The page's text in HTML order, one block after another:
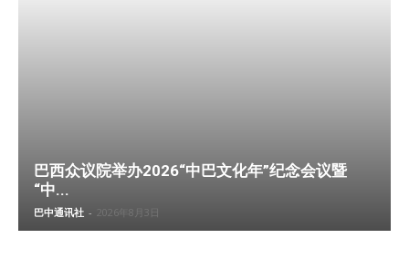
巴西众议院举办2026“中巴文化年”纪念会议暨
“中...
巴中通讯社 - 2026年8月3日